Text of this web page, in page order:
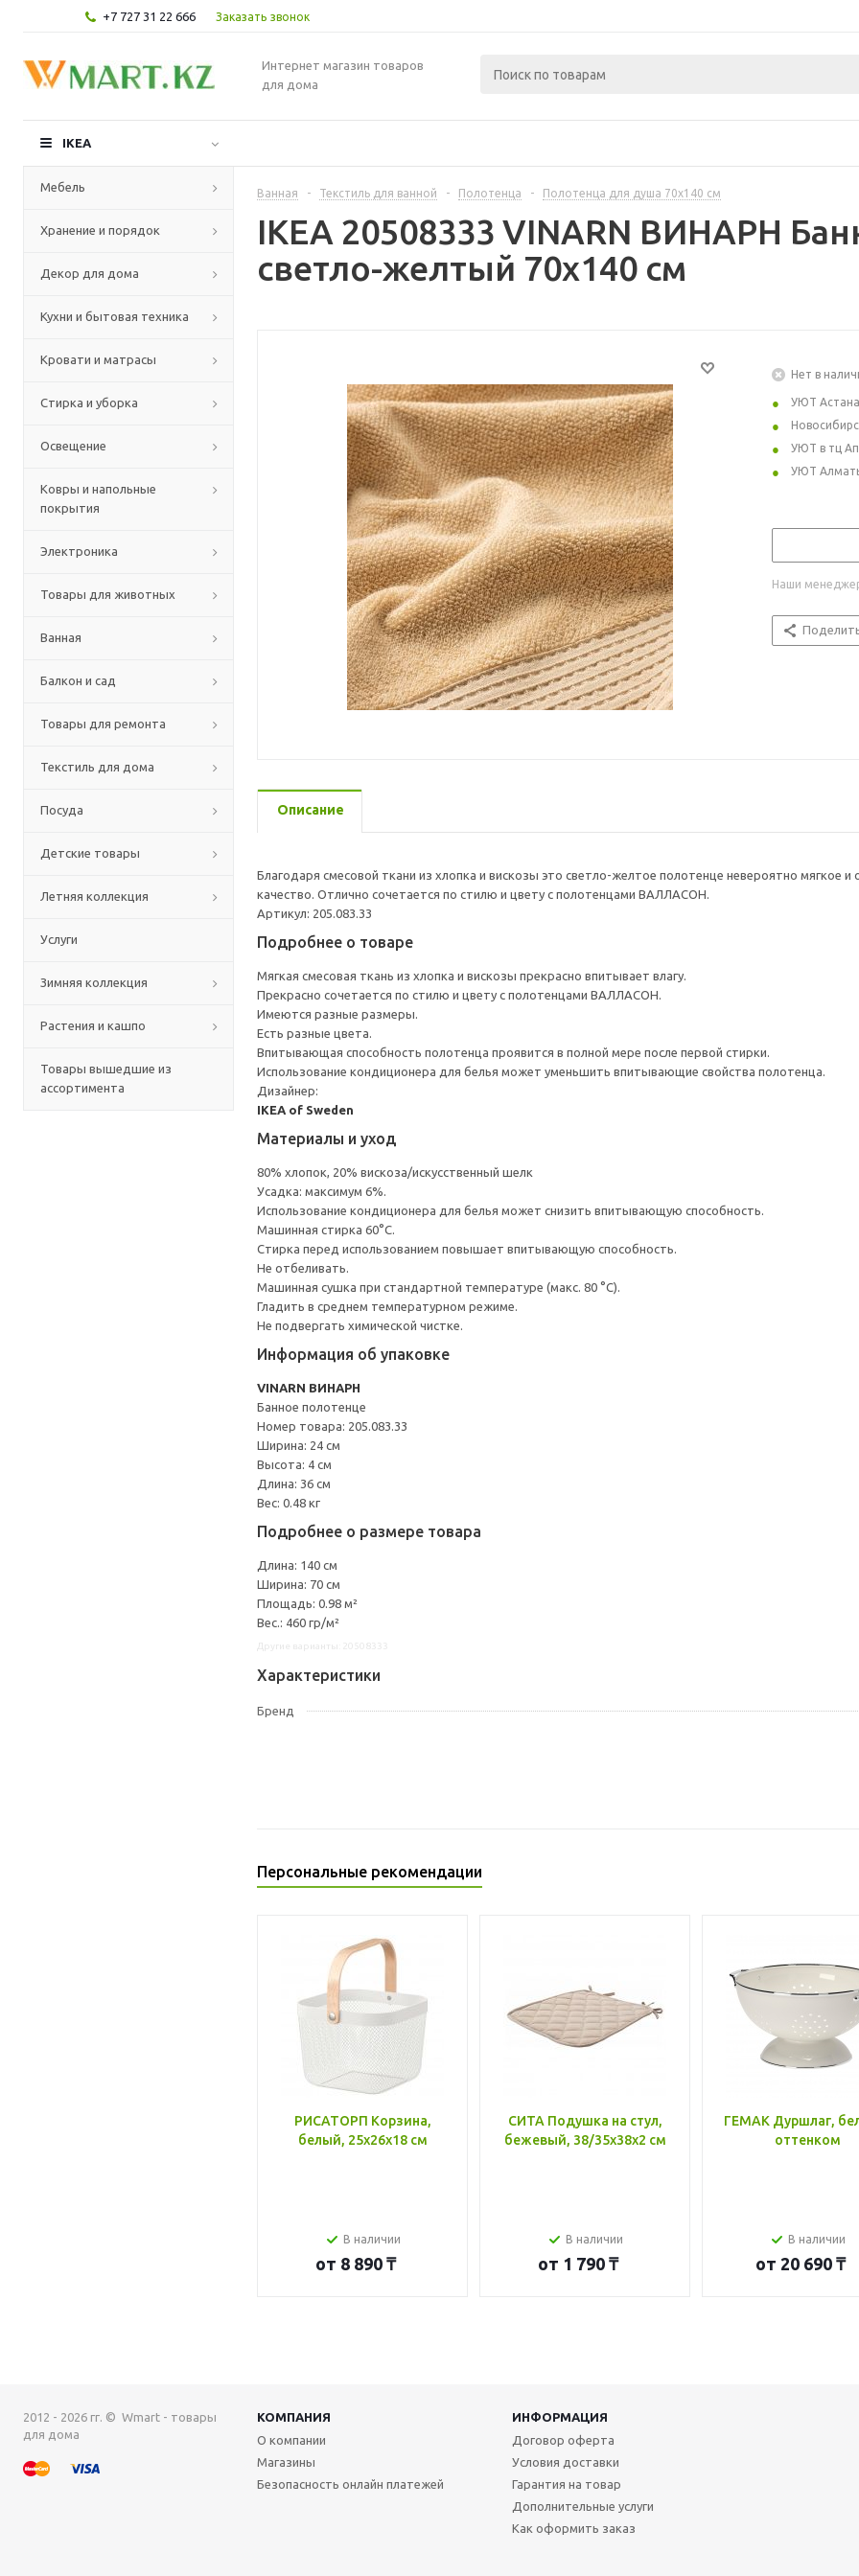
+7 727 31 22 666 Заказать звонок
Интернет магазин товаров
для дома
IKEA
Мебель
Хранение и порядок
Декор для дома
Кухни и бытовая техника
Кровати и матрасы
Стирка и уборка
Освещение
Ковры и напольные
покрытия
Электроника
Товары для животных
Ванная
Балкон и сад
Товары для ремонта
Текстиль для дома
Посуда
Детские товары
Летняя коллекция
Услуги
Зимняя коллекция
Растения и кашпо
Товары вышедшие из
ассортимента
Ванная - Текстиль для ванной - Полотенца - Полотенца для душа 70х140 см
IKEA 20508333 VINARN ВИНАРН
светло-желтый 70x140 см
Нет в
УЮТ Астана
УЮТ в тц
УЮТ
Наши
Описание
Благодаря смесовой ткани из хлопка и вискозы это светло-желтое полотенце невероятно мягкое
качество. Отлично сочетается по стилю и цвету с полотенцами ВАЛЛАСОН.
Артикул: 205.083.33
Подробнее о товаре
Мягкая смесовая ткань из хлопка и вискозы прекрасно впитывает влагу.
Прекрасно сочетается по стилю и цвету с полотенцами ВАЛЛАСОН.
Имеются разные размеры.
Есть разные цвета.
Впитывающая способность полотенца проявится в полной мере после первой стирки.
Использование кондиционера для белья может уменьшить впитывающие свойства полотенца.
Дизайнер:
IKEA of Sweden
Материалы и уход
80% хлопок, 20% вискоза/искусственный шелк
Усадка: максимум 6%.
Использование кондиционера для белья может снизить впитывающую способность.
Машинная стирка 60°С.
Стирка перед использованием повышает впитывающую способность.
Не отбеливать.
Машинная сушка при стандартной температуре (макс. 80 °C).
Гладить в среднем температурном режиме.
Не подвергать химической чистке.
Информация об упаковке
VINARN ВИНАРН
Банное полотенце
Номер товара: 205.083.33
Ширина: 24 см
Высота: 4 см
Длина: 36 см
Вес: 0.48 кг
Подробнее о размере товара
Длина: 140 см
Ширина: 70 см
Площадь: 0.98 м²
Вес.: 460 гр/м²
Характеристики
Бренд
Персональные рекомендации
РИСАТОРП Корзина,
белый, 25x26x18 см
В наличии
от 8 890 ₸
СИТА Подушка на стул,
бежевый, 38/35x38x2 см
В наличии
от 1 790 ₸
ГЕМАК Дуршлаг,
оттенком
В наличии
от 20 690 ₸
2012 - 2026 гг. © Wmart - товары
для дома
КОМПАНИЯ
ИНФОРМАЦИЯ
О компании
Магазины
Безопасность онлайн платежей
Договор оферта
Условия доставки
Гарантия на товар
Дополнительные услуги
Как оформить заказ